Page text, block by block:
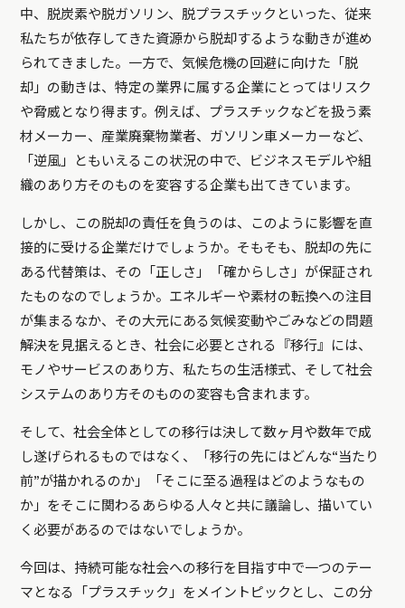
中、脱炭素や脱ガソリン、脱プラスチックといった、従来
私たちが依存してきた資源から脱却するような動きが進め
られてきました。一方で、気候危機の回避に向けた「脱
却」の動きは、特定の業界に属する企業にとってはリスク
や脅威となり得ます。例えば、プラスチックなどを扱う素
材メーカー、産業廃棄物業者、ガソリン車メーカーなど、
「逆風」ともいえるこの状況の中で、ビジネスモデルや組
織のあり方そのものを変容する企業も出てきています。
しかし、この脱却の責任を負うのは、このように影響を直
接的に受ける企業だけでしょうか。そもそも、脱却の先に
ある代替策は、その「正しさ」「確からしさ」が保証され
たものなのでしょうか。エネルギーや素材の転換への注目
が集まるなか、その大元にある気候変動やごみなどの問題
解決を見据えるとき、社会に必要とされる『移行』には、
モノやサービスのあり方、私たちの生活様式、そして社会
システムのあり方そのものの変容も含まれます。
そして、社会全体としての移行は決して数ヶ月や数年で成
し遂げられるものではなく、「移行の先にはどんな“当たり
前”が描かれるのか」「そこに至る過程はどのようなもの
か」をそこに関わるあらゆる人々と共に議論し、描いてい
く必要があるのではないでしょうか。
今回は、持続可能な社会への移行を目指す中で一つのテー
マとなる「プラスチック」をメイントピックとし、この分